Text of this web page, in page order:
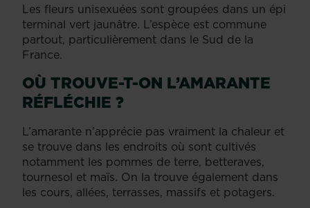
Les fleurs unisexuées sont groupées dans un épi
terminal vert jaunâtre. L’espèce est commune
partout, particulièrement dans le Sud de la
France.
OÙ TROUVE-T-ON L’AMARANTE
RÉFLÉCHIE ?
L’amarante n’apprécie pas vraiment la chaleur et
se trouve dans les endroits où sont cultivés
notamment les pommes de terre, betteraves,
tournesol et maïs. On la trouve également dans
les cours, allées, terrasses, massifs et potagers.